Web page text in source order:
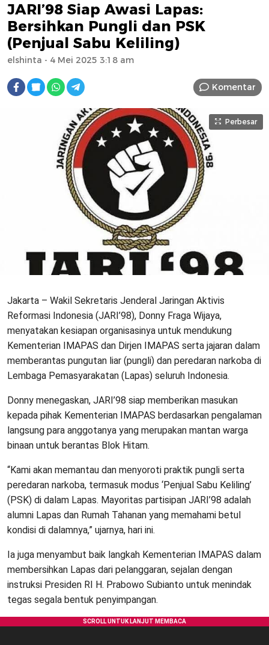
JARI’98 Siap Awasi Lapas:
Bersihkan Pungli dan PSK
(Penjual Sabu Keliling)
elshinta - 4 Mei 2025 3:18 am
Komentar
Perbesar
Jakarta – Wakil Sekretaris Jenderal Jaringan Aktivis
Reformasi Indonesia (JARI’98), Donny Fraga Wijaya,
menyatakan kesiapan organisasinya untuk mendukung
Kementerian IMAPAS dan Dirjen IMAPAS serta jajaran dalam
memberantas pungutan liar (pungli) dan peredaran narkoba di
Lembaga Pemasyarakatan (Lapas) seluruh Indonesia.
Donny menegaskan, JARI’98 siap memberikan masukan
kepada pihak Kementerian IMAPAS berdasarkan pengalaman
langsung para anggotanya yang merupakan mantan warga
binaan untuk berantas Blok Hitam.
“Kami akan memantau dan menyoroti praktik pungli serta
peredaran narkoba, termasuk modus ‘Penjual Sabu Keliling’
(PSK) di dalam Lapas. Mayoritas partisipan JARI’98 adalah
alumni Lapas dan Rumah Tahanan yang memahami betul
kondisi di dalamnya,” ujarnya, hari ini.
Ia juga menyambut baik langkah Kementerian IMAPAS dalam
membersihkan Lapas dari pelanggaran, sejalan dengan
instruksi Presiden RI H. Prabowo Subianto untuk menindak
tegas segala bentuk penyimpangan.